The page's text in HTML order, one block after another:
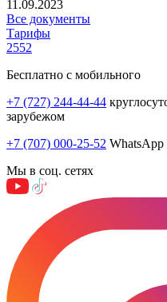
11.09.2023
Все документы
Тарифы
2552
Бесплатно с мобильного
+7 (727) 244-44-44
зарубежом
+7 (707) 000-25-52 WhatsApp
Мы в соц. сетях